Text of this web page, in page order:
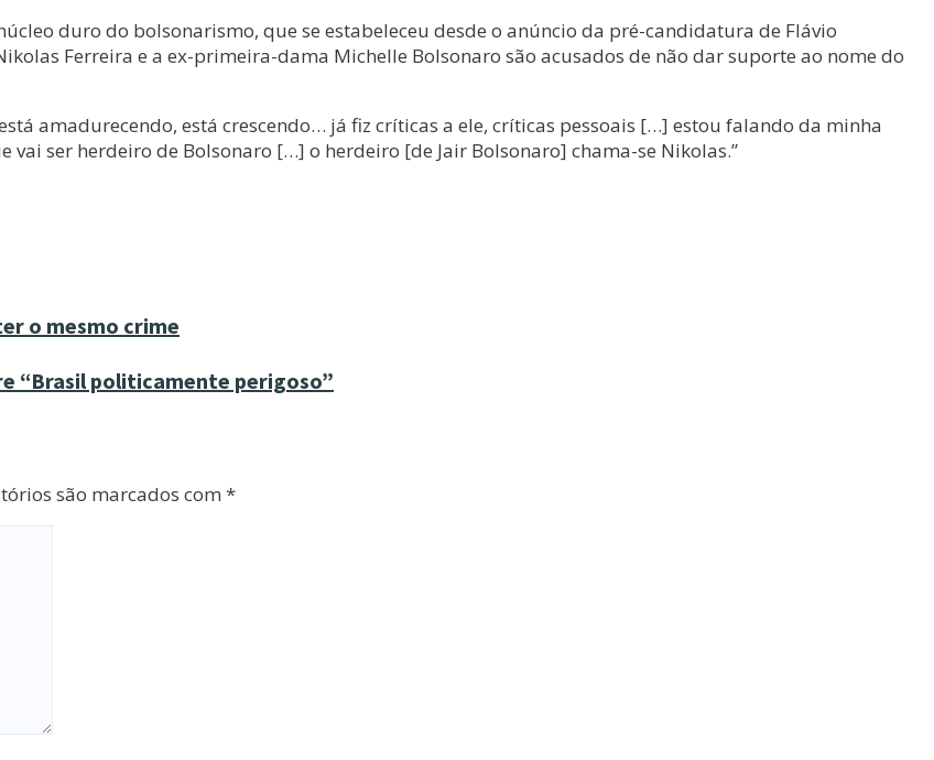
duro do bolsonarismo, que se estabeleceu desde o anúncio da pré-candidatura de Flávio
Ferreira e a ex-primeira-dama Michelle Bolsonaro são acusados de não dar suporte ao nome do
amadurecendo, está crescendo… já fiz críticas a ele, críticas pessoais […] estou falando da minha
vai ser herdeiro de Bolsonaro […] o herdeiro [de Jair Bolsonaro] chama-se Nikolas.”
o mesmo crime
“Brasil politicamente perigoso”
são marcados com *